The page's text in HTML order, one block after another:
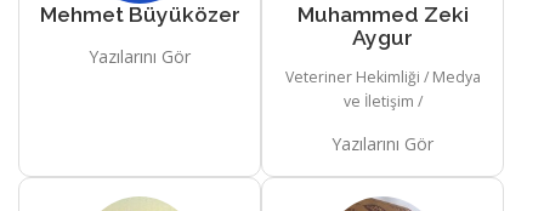
Mehmet Büyüközer
Yazılarını Gör
Muhammed Zeki
Aygur
Veteriner Hekimliği / Medya
ve İletişim /
Yazılarını Gör